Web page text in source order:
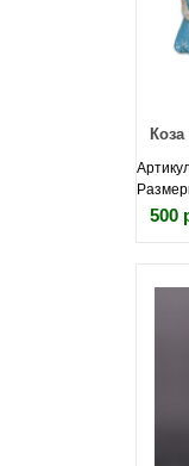
500